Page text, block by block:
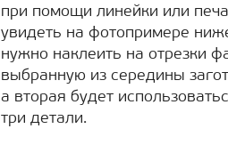
при помощи линейки или
увидеть на фотопримере
нужно наклеить на отрезки
выбранную из середины
а вторая будет
три детали.